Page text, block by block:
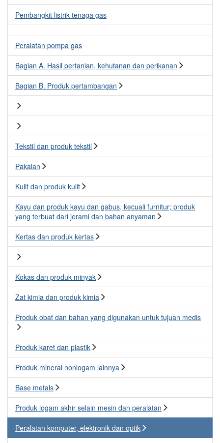
Pembangkit listrik tenaga gas
Peralatan pompa gas
Bagian A. Hasil pertanian, kehutanan dan perikanan
Bagian B. Produk pertambangan
Tekstil dan produk tekstil
Pakaian
Kulit dan produk kulit
Kayu dan produk kayu dan gabus, kecuali furnitur; produk
yang terbuat dari jerami dan bahan anyaman
Kertas dan produk kertas
Kokas dan produk minyak
Zat kimia dan produk kimia
Produk obat dan bahan yang digunakan untuk tujuan medis
Produk karet dan plastik
Produk mineral nonlogam lainnya
Base metals
Produk logam akhir selain mesin dan peralatan
Peralatan komputer, elektronik dan optik